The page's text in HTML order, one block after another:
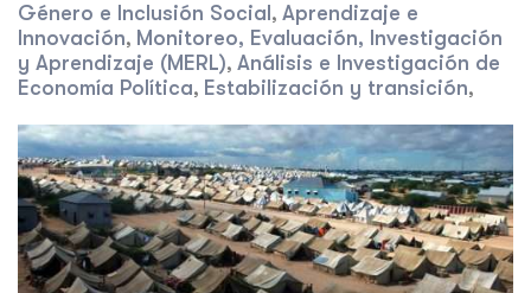
Género e Inclusión Social , Aprendizaje e
Innovación, Monitoreo, Evaluación, Investigación
y Aprendizaje (MERL), Análisis e Investigación de
Economía Política, Estabilización y transición,